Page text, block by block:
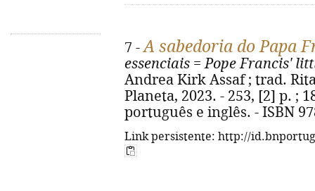
7 -A sabedoria do Papa
essenciais =Pope Francis'
Andrea Kirk Assaf ; trad.
Planeta, 2023. - 253, [2] p. ;
português e inglês. - ISBN
Link persistente: http://